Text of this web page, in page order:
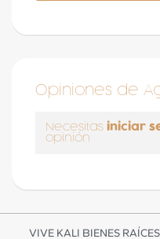
Opiniones de
Necesitas iniciar
opinión
VIVE KALI BIENES